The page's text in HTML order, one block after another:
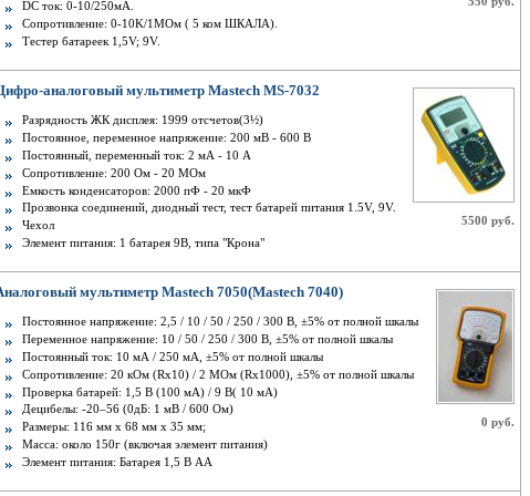
DC ток: 0-10/250мA.
Сопротивление: 0-10K/1МOм ( 5 ком ШКАЛА).
Тестер батареек 1,5V; 9V.
5500 руб.
аналоговый мультиметр Mastech MS-7032
Разрядность ЖК дисплея: 1999 отсчетов(3½)
Постоянное, переменное напряжение: 200 мВ - 600 В
Постоянный, переменный ток: 2 мА - 10 A
Сопротивление: 200 Ом - 20 МОм
Емкость конденсаторов: 2000 пФ - 20 мкФ
Прозвонка соединений, диодный тест, тест батарей питания 1.5V, 9V.
Чехол
Элемент питания: 1 батарея 9В, типа "Крона"
0 руб.
мультиметр Mastech 7050(Mastech 7040)
Постоянное напряжение: 2,5 / 10 / 50 / 250 / 300 В, ±5% от полной шкалы
Переменное напряжение: 10 / 50 / 250 / 300 В, ±5% от полной шкалы
Постоянный ток: 10 мА / 250 мА, ±5% от полной шкалы
Сопротивление: 20 кОм (Rх10) / 2 МОм (Rx1000), ±5% от полной шкалы
Проверка батарей: 1,5 В (100 мА) / 9 В( 10 мА)
Децибелы: -20–56 (0дБ: 1 мВ / 600 Ом)
Размеры: 116 мм х 68 мм х 35 мм;
Масса: около 150г (включая элемент питания)
Элемент питания: Батарея 1,5 В АА